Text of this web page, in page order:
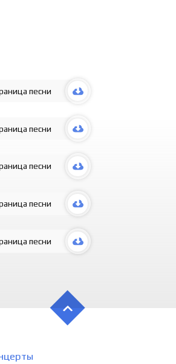
песни
песни
песни
песни
песни